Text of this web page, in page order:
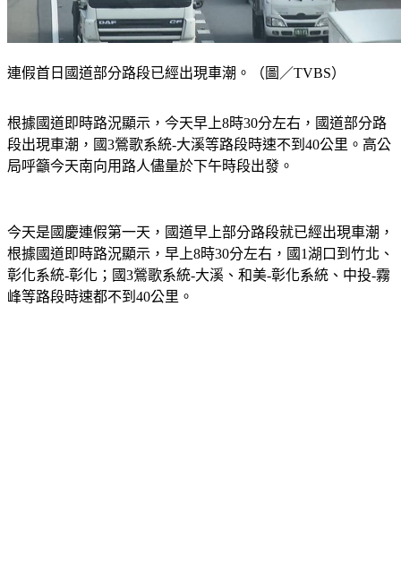
連假首日國道部分路段已經出現車潮。（圖／TVBS）
根據國道即時路況顯示，今天早上8時30分左右，國道部分路
段出現車潮，國3鶯歌系統-大溪等路段時速不到40公里。高公
局呼籲今天南向用路人儘量於下午時段出發。
今天是國慶連假第一天，國道早上部分路段就已經出現車潮，
根據國道即時路況顯示，早上8時30分左右，國1湖口到竹北、
彰化系統-彰化；國3鶯歌系統-大溪、和美-彰化系統、中投-霧
峰等路段時速都不到40公里。